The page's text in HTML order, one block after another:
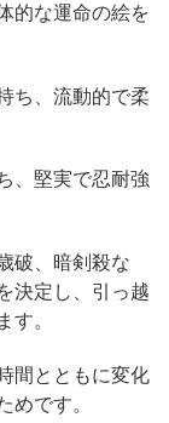
的な運命の絵を
ち、流動的で柔
、堅実で忍耐強
破、暗剣殺な
決定し、引っ越
す。
間とともに変化
めです。